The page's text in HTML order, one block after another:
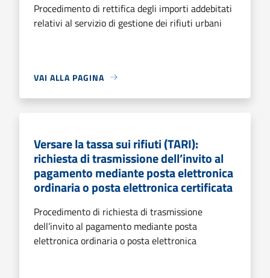
Procedimento di rettifica degli importi addebitati
relativi al servizio di gestione dei rifiuti urbani
VAI ALLA PAGINA
Versare la tassa sui rifiuti (TARI):
richiesta di trasmissione dell’invito al
pagamento mediante posta elettronica
ordinaria o posta elettronica certificata
Procedimento di richiesta di trasmissione
dell’invito al pagamento mediante posta
elettronica ordinaria o posta elettronica